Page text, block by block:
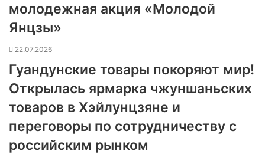
молодежная акция «Молодой
Янцзы»
22.07.2026
Гуандунские товары покоряют мир!
Открылась ярмарка чжуншаньских
товаров в Хэйлунцзяне и
переговоры по сотрудничеству с
российским рынком